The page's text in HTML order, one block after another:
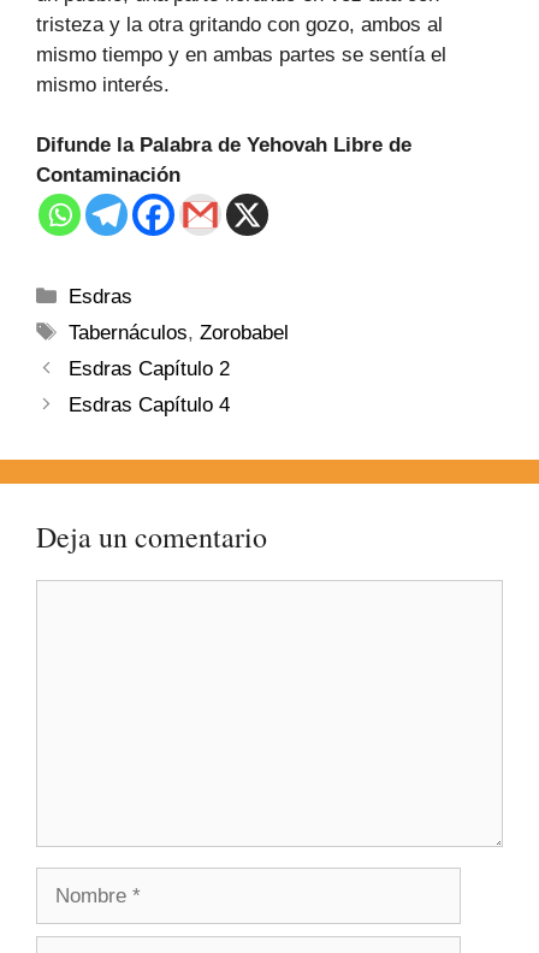
tristeza y la otra gritando con gozo, ambos al
mismo tiempo y en ambas partes se sentía el
mismo interés.
Difunde la Palabra de Yehovah Libre de
Contaminación
Esdras
Tabernáculos,Zorobabel
Esdras Capítulo 2
Esdras Capítulo 4
Deja un comentario